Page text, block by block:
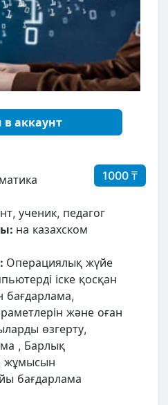
в аккаунт
1000 ₸
ученик, педагог
на казахском
Операциялық жүйе
іске қосқан
бағдарлама,
және оған
өзгерту,
, Барлық
жұмысын
бағдарлама